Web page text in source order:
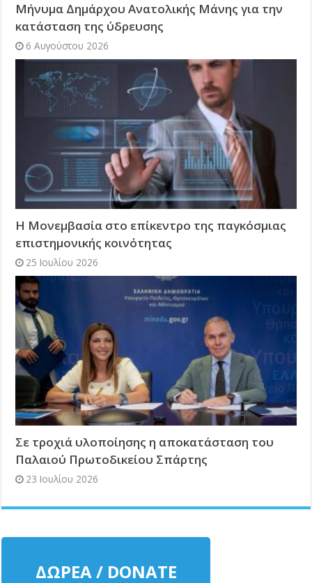
Μήνυμα Δημάρχου Ανατολικής Μάνης για την
κατάσταση της ύδρευσης
6 Αυγούστου 2026
Η Μονεμβασία στο επίκεντρο της παγκόσμιας
επιστημονικής κοινότητας
25 Ιουλίου 2026
Σε τροχιά υλοποίησης η αποκατάσταση του
Παλαιού Πρωτοδικείου Σπάρτης
23 Ιουλίου 2026
ΔΩΡΕΑ / DONATE